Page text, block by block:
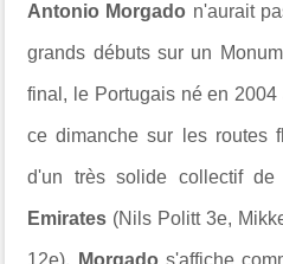
Antonio Morgado n'aurait
grands débuts sur un
final, le Portugais né en
ce dimanche sur les routes
d'un très solide collectif de
Emirates (Nils Politt 3e,
12e), Morgado s'affiche